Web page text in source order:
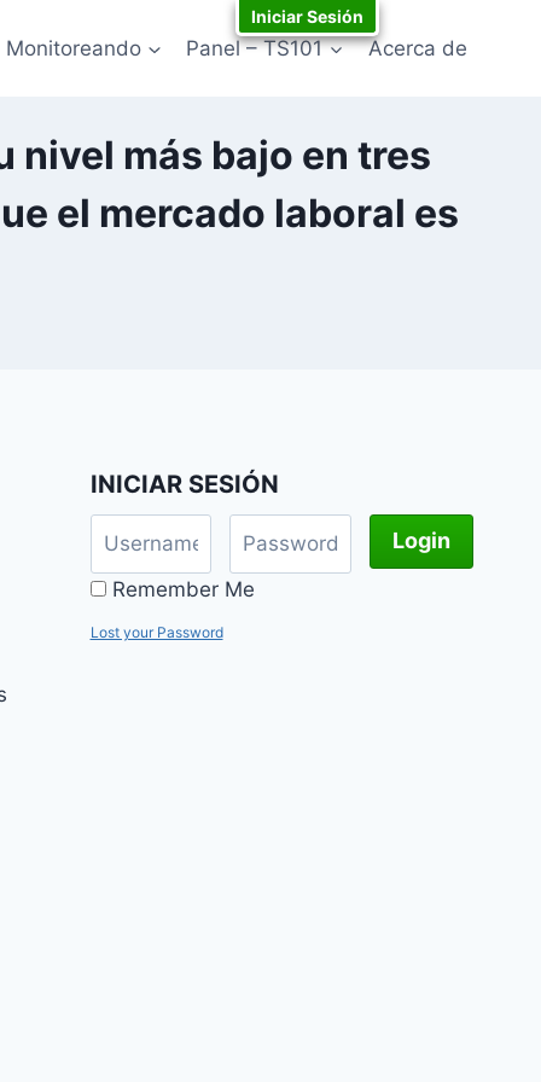
Monitoreando Panel – TS101 Acerca de
nivel más bajo en tres
el mercado laboral es
INICIAR SESIÓN
Remember Me
Lost your Password
Iniciar Sesión